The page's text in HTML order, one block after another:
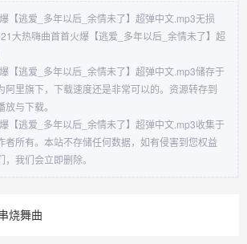
【逃爱_多年以后_余情未了】超弹中文.mp3无损
大热嗨曲首首火爆【逃爱_多年以后_余情未了】超
【逃爱_多年以后_余情未了】超弹中文.mp3储存于
阿里旗下，下载速度还是非常可以的。资源转存到
与下载。
【逃爱_多年以后_余情未了】超弹中文.mp3收集于
者所有。本站不存储任何数据，如有侵害到您权益
我们会立即删除。
烧舞曲